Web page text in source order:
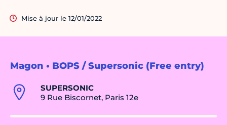
Magon • BOPS / Supersonic (Free entry)
SUPERSONIC
9 Rue Biscornet, Paris 12e
Mise à jour le 12/01/2022